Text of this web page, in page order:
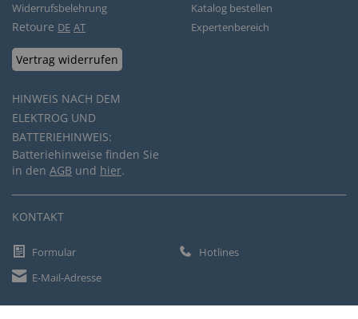
Widerrufsbelehrung
Retoure DE AT
Vertrag widerrufen
HINWEIS NACH DEM
ELEKTROG UND
BATTERIEHINWEIS:
Batteriehinweise finden Sie
in den AGB und hier.
Katalog bestellen
Expertenbereich
KONTAKT
Formular
Hotlines
E-Mail-Adresse